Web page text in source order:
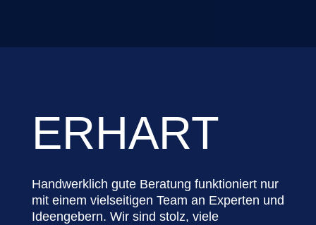
ERHART
Handwerklich gute Beratung funktioniert nur
mit einem vielseitigen Team an Experten und
Ideengebern. Wir sind stolz, viele